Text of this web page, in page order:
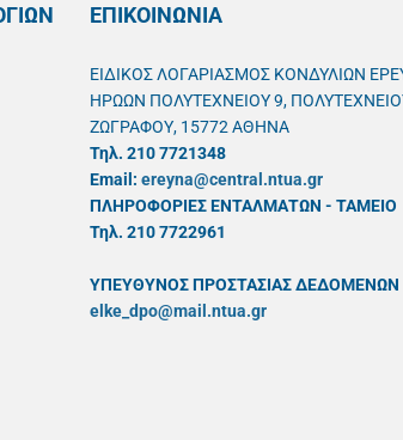
ΕΠΙΚΟΙΝΩΝΙΑ
ΕΙΔΙΚΟΣ ΛΟΓΑΡΙΑΣΜΟΣ ΚΟΝΔΥΛΙΩΝ
ΗΡΩΩΝ ΠΟΛΥΤΕΧΝΕΙΟΥ 9,
ΖΩΓΡΑΦΟΥ, 15772 ΑΘΗΝΑ
Τηλ. 210 7721348
Email: ereyna@central.ntua.gr
ΠΛΗΡΟΦΟΡΙΕΣ ΕΝΤΑΛΜΑΤΩΝ - ΤΑΜΕΙΟ
Τηλ. 210 7722961
ΥΠΕΥΘYΝΟΣ ΠΡΟΣΤΑΣΙΑΣ ΔΕΔΟΜΕΝΩΝ
elke_dpo@mail.ntua.gr